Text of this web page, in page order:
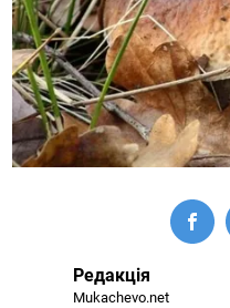
Редакція
Mukachevo.net